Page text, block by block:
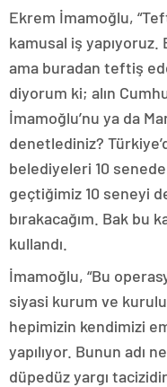
Ekrem İmamoğlu,
kamusal iş
ama buradan teftiş
diyorum ki; alın
İmamoğlu’nu ya da
denetlediniz?
belediyeleri 10
geçtiğimiz 10 seneyi
bırakacağım. Bak bu
kullandı.
İmamoğlu, “Bu
siyasi kurum ve
hepimizin kendimizi
yapılıyor. Bunun adı
düpedüz yargı